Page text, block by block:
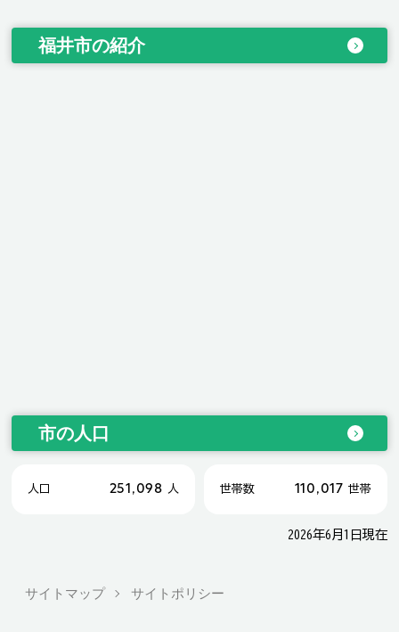
福井市の紹介
市の人口
人口 251,098 人 世帯数 110,017 世帯
2026年6月1日現在
サイトマップ サイトポリシー